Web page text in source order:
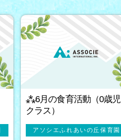
⁂6月の食育活動（0歳児
クラス）
アソシエふれあいの丘保育園